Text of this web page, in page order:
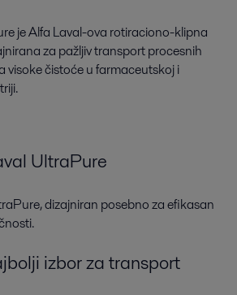
je Alfa Laval-ova rotiraciono-klipna
za pažljiv transport procesnih
visoke čistoće u farmaceutskoj i
UltraPure
dizajniran posebno za efikasan
izbor za transport